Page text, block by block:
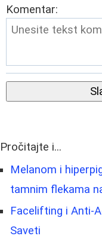
Komentar:
Pročitajte i...
Melanom i
tamnim flekama
Facelifting i Anti-
Saveti